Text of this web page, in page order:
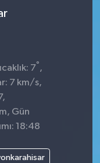
7° ,
7 km/s,
Gün
18:48